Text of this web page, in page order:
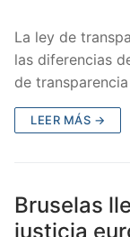
La ley de
las diferencias
de
LEER MÁS →
Bruselas
justicia